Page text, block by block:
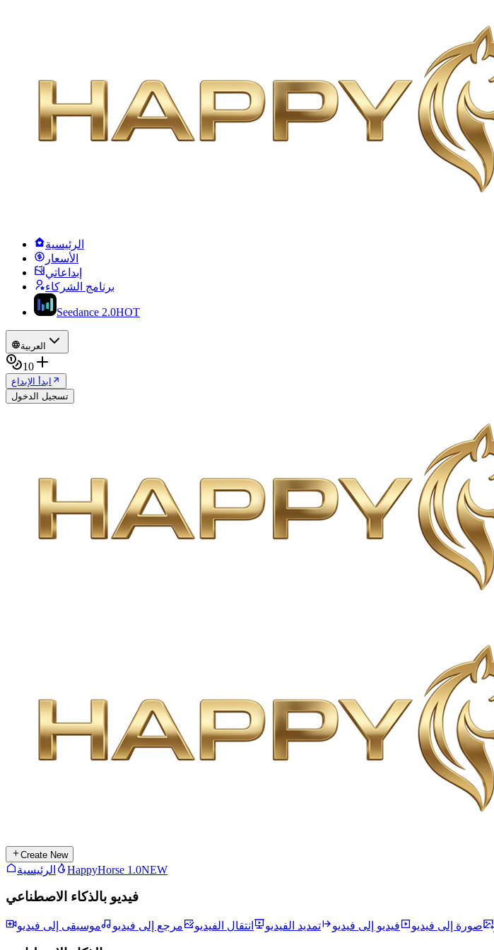
الرئيسية
الأسعار
إبداعاتي
برنامج الشركاء
Seedance 2.0HOT
العربية
10
ابدأ الإبداع
تسجيل الدخول
Create New
الرئيسية HappyHorse 1.0NEW
فيديو بالذكاء الاصطناعي
صورة إلى فيديو فيديو إلى فيديو تمديد الفيديو انتقال الفيديو مرجع إلى فيديو موسيقى إلى فيديو